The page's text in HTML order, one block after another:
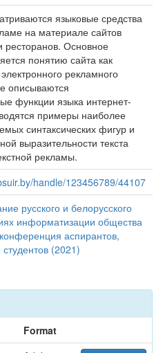
языковые средства
на материале сайтов
ресторанов. Основное
понятию сайта как
рекламного
описываются
функции языка интернет-
примеры наиболее
синтаксических фигур и
выразительности текста
рекламы.
handle/123456789/44107
русского и белорусского
информатизации общества
аспирантов,
(2021)
Format